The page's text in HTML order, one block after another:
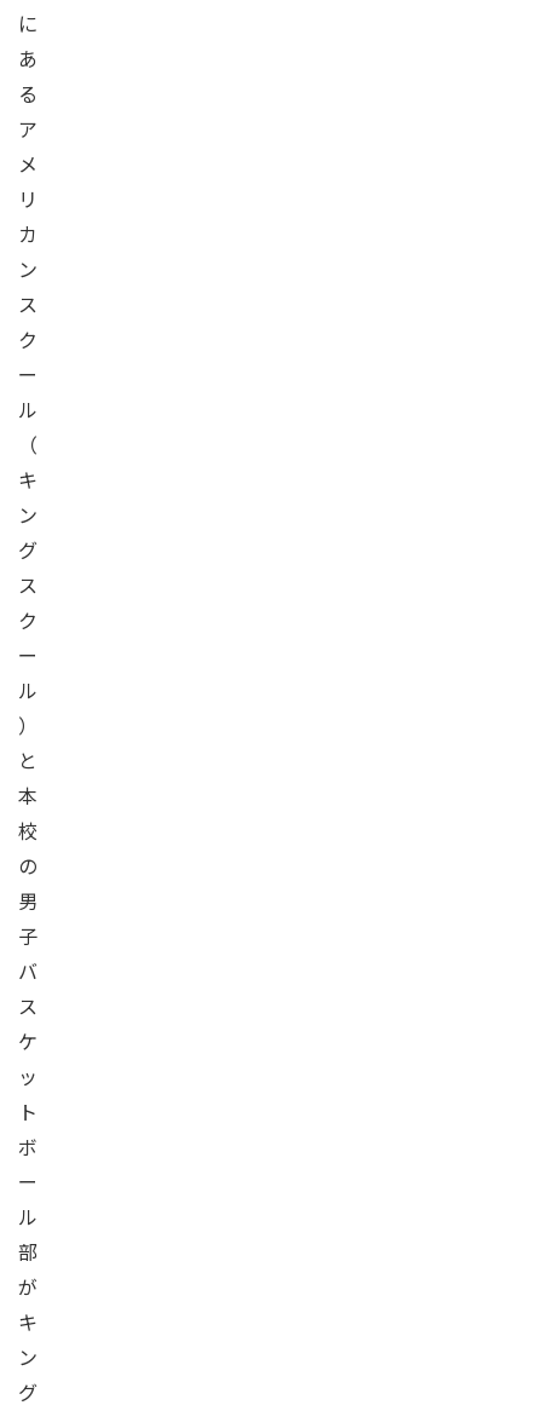
に
あ
る
ア
メ
リ
カ
ン
ス
ク
ー
ル
（
キ
ン
グ
ス
ク
ー
ル
）
と
本
校
の
男
子
バ
ス
ケ
ッ
ト
ボ
ー
ル
部
が
キ
ン
グ